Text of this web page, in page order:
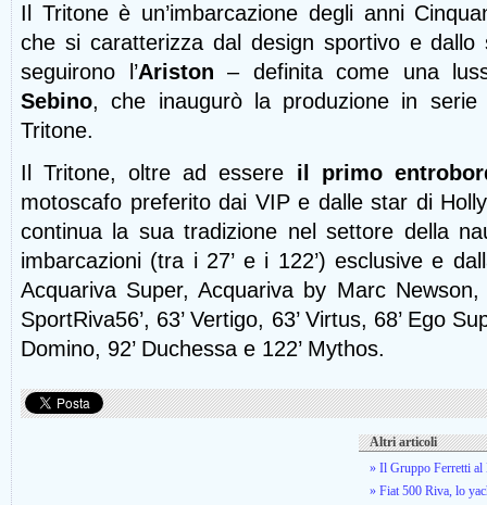
Il Tritone è un’imbarcazione degli anni
che si caratterizza dal design sportivo e
seguirono l’Ariston – definita come una
Sebino, che inaugurò la produzione in
Tritone.
Il Tritone, oltre ad essere il primo
motoscafo preferito dai VIP e dalle star di
continua la sua tradizione nel settore della
imbarcazioni (tra i 27’ e i 122’) esclusive e
Acquariva Super, Acquariva by Marc
SportRiva56’, 63’ Vertigo, 63’ Virtus, 68’ Ego
Domino, 92’ Duchessa e 122’ Mythos.
Altri articoli
» Il Gruppo Ferretti al
» Fiat 500 Riva, lo